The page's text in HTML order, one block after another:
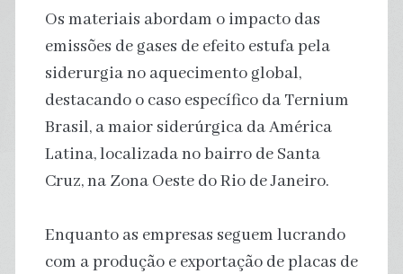
Os materiais abordam o impacto das
emissões de gases de efeito estufa pela
siderurgia no aquecimento global,
destacando o caso específico da Ternium
Brasil, a maior siderúrgica da América
Latina, localizada no bairro de Santa
Cruz, na Zona Oeste do Rio de Janeiro.
Enquanto as empresas seguem lucrando
com a produção e exportação de placas de